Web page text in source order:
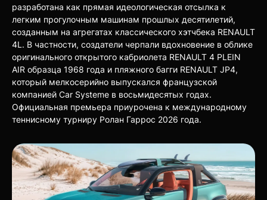
разработана как прямая идеологическая отсылка к
легким прогулочным машинам прошлых десятилетий,
созданным на агрегатах классического хэтчбека RENAULT
4L. В частности, создатели черпали вдохновение в облике
оригинального открытого кабриолета RENAULT 4 PLEIN
AIR образца 1968 года и пляжного багги RENAULT JP4,
который мелкосерийно выпускался французской
компанией Car Systeme в восьмидесятых годах.
Официальная премьера приурочена к международному
теннисному турниру Ролан Гаррос 2026 года.